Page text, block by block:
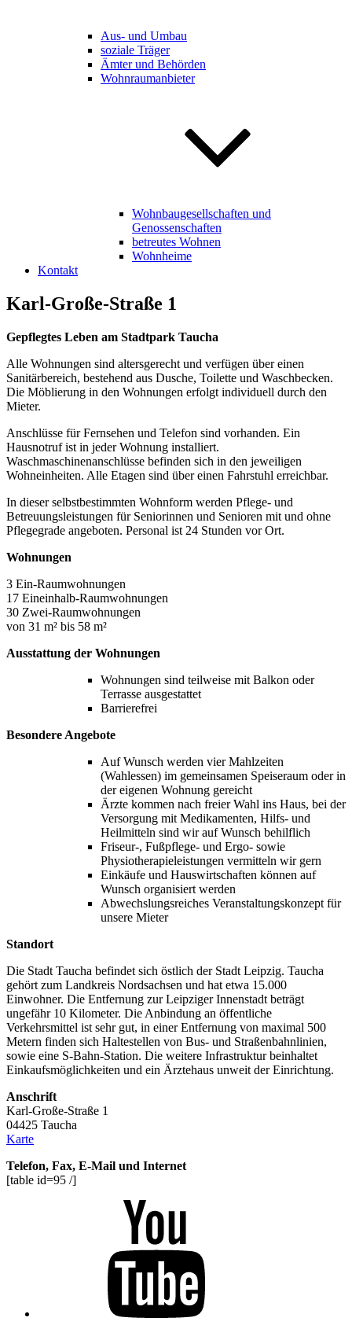
Aus- und Umbau
soziale Träger
Ämter und Behörden
Wohnraumanbieter
Wohnbaugesellschaften und
Genossenschaften
betreutes Wohnen
Wohnheime
Kontakt
Karl-Große-Straße 1
Gepflegtes Leben am Stadtpark Taucha
Alle Wohnungen sind altersgerecht und verfügen über einen
Sanitärbereich, bestehend aus Dusche, Toilette und Waschbecken.
Die Möblierung in den Wohnungen erfolgt individuell durch den
Mieter.
Anschlüsse für Fernsehen und Telefon sind vorhanden. Ein
Hausnotruf ist in jeder Wohnung installiert.
Waschmaschinenanschlüsse befinden sich in den jeweiligen
Wohneinheiten. Alle Etagen sind über einen Fahrstuhl erreichbar.
In dieser selbstbestimmten Wohnform werden Pflege- und
Betreuungsleistungen für Seniorinnen und Senioren mit und ohne
Pflegegrade angeboten. Personal ist 24 Stunden vor Ort.
Wohnungen
3 Ein-Raumwohnungen
17 Eineinhalb-Raumwohnungen
30 Zwei-Raumwohnungen
von 31 m² bis 58 m²
Ausstattung der Wohnungen
Wohnungen sind teilweise mit Balkon oder
Terrasse ausgestattet
Barrierefrei
Besondere Angebote
Auf Wunsch werden vier Mahlzeiten
(Wahlessen) im gemeinsamen Speiseraum oder in
der eigenen Wohnung gereicht
Ärzte kommen nach freier Wahl ins Haus, bei der
Versorgung mit Medikamenten, Hilfs- und
Heilmitteln sind wir auf Wunsch behilflich
Friseur-, Fußpflege- und Ergo- sowie
Physiotherapieleistungen vermitteln wir gern
Einkäufe und Hauswirtschaften können auf
Wunsch organisiert werden
Abwechslungsreiches Veranstaltungskonzept für
unsere Mieter
Standort
Die Stadt Taucha befindet sich östlich der Stadt Leipzig. Taucha
gehört zum Landkreis Nordsachsen und hat etwa 15.000
Einwohner. Die Entfernung zur Leipziger Innenstadt beträgt
ungefähr 10 Kilometer. Die Anbindung an öffentliche
Verkehrsmittel ist sehr gut, in einer Entfernung von maximal 500
Metern finden sich Haltestellen von Bus- und Straßenbahnlinien,
sowie eine S-Bahn-Station. Die weitere Infrastruktur beinhaltet
Einkaufsmöglichkeiten und ein Ärztehaus unweit der Einrichtung.
Anschrift
Karl-Große-Straße 1
04425 Taucha
Karte
Telefon, Fax, E-Mail und Internet
[table id=95 /]